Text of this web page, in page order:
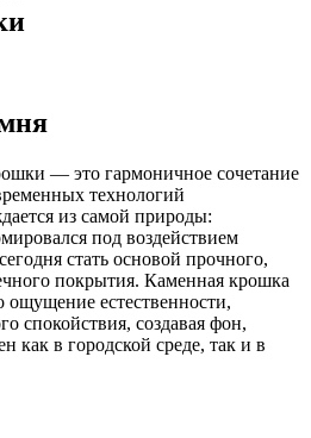
— это гармоничное сочетание
технологий
из самой природы:
под воздействием
стать основой прочного,
покрытия. Каменная крошка
ощущение естественности,
спокойствия, создавая фон,
как в городской среде, так и в